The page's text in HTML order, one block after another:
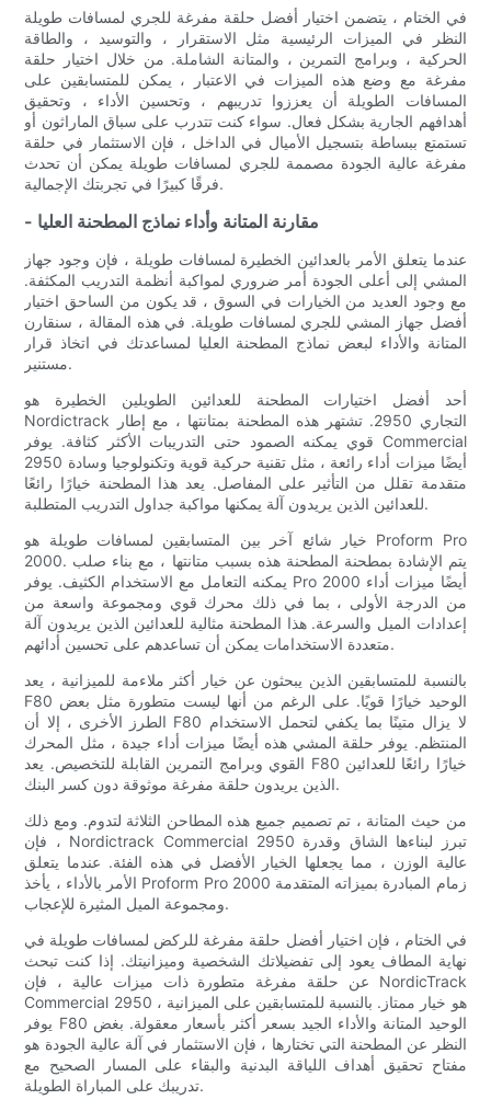
في الختام ، يتضمن اختيار أفضل حلقة مفرغة للجري لمسافات طويلة
النظر في الميزات الرئيسية مثل الاستقرار ، والتوسيد ، والطاقة
الحركية ، وبرامج التمرين ، والمتانة الشاملة. من خلال اختيار حلقة
مفرغة مع وضع هذه الميزات في الاعتبار ، يمكن للمتسابقين على
المسافات الطويلة أن يعززوا تدريبهم ، وتحسين الأداء ، وتحقيق
أهدافهم الجارية بشكل فعال. سواء كنت تتدرب على سباق الماراثون أو
تستمتع ببساطة بتسجيل الأميال في الداخل ، فإن الاستثمار في حلقة
مفرغة عالية الجودة مصممة للجري لمسافات طويلة يمكن أن تحدث
فرقًا كبيرًا في تجربتك الإجمالية.
- مقارنة المتانة وأداء نماذج المطحنة العليا
عندما يتعلق الأمر بالعدائين الخطيرة لمسافات طويلة ، فإن وجود جهاز
المشي إلى أعلى الجودة أمر ضروري لمواكبة أنظمة التدريب المكثفة.
مع وجود العديد من الخيارات في السوق ، قد يكون من الساحق اختيار
أفضل جهاز المشي للجري لمسافات طويلة. في هذه المقالة ، سنقارن
المتانة والأداء لبعض نماذج المطحنة العليا لمساعدتك في اتخاذ قرار
مستنير.
أحد أفضل اختيارات المطحنة للعدائين الطويلين الخطيرة هو
Nordictrack التجاري 2950. تشتهر هذه المطحنة بمتانتها ، مع إطار
قوي يمكنه الصمود حتى التدريبات الأكثر كثافة. يوفر Commercial
2950 أيضًا ميزات أداء رائعة ، مثل تقنية حركية قوية وتكنولوجيا وسادة
متقدمة تقلل من التأثير على المفاصل. يعد هذا المطحنة خيارًا رائعًا
للعدائين الذين يريدون آلة يمكنها مواكبة جداول التدريب المتطلبة.
خيار شائع آخر بين المتسابقين لمسافات طويلة هو Proform Pro
2000. يتم الإشادة بمطحنة المطحنة هذه بسبب متانتها ، مع بناء صلب
يمكنه التعامل مع الاستخدام الكثيف. يوفر Pro 2000 أيضًا ميزات أداء
من الدرجة الأولى ، بما في ذلك محرك قوي ومجموعة واسعة من
إعدادات الميل والسرعة. هذا المطحنة مثالية للعدائين الذين يريدون آلة
متعددة الاستخدامات يمكن أن تساعدهم على تحسين أدائهم.
بالنسبة للمتسابقين الذين يبحثون عن خيار أكثر ملاءمة للميزانية ، يعد
F80 الوحيد خيارًا قويًا. على الرغم من أنها ليست متطورة مثل بعض
الطرز الأخرى ، إلا أن F80 لا يزال متينًا بما يكفي لتحمل الاستخدام
المنتظم. يوفر حلقة المشي هذه أيضًا ميزات أداء جيدة ، مثل المحرك
القوي وبرامج التمرين القابلة للتخصيص. يعد F80 خيارًا رائعًا للعدائين
الذين يريدون حلقة مفرغة موثوقة دون كسر البنك.
من حيث المتانة ، تم تصميم جميع هذه المطاحن الثلاثة لتدوم. ومع ذلك
، فإن Nordictrack Commercial 2950 تبرز لبناءها الشاق وقدرة
عالية الوزن ، مما يجعلها الخيار الأفضل في هذه الفئة. عندما يتعلق
الأمر بالأداء ، يأخذ Proform Pro 2000 زمام المبادرة بميزاته المتقدمة
ومجموعة الميل المثيرة للإعجاب.
في الختام ، فإن اختيار أفضل حلقة مفرغة للركض لمسافات طويلة في
نهاية المطاف يعود إلى تفضيلاتك الشخصية وميزانيتك. إذا كنت تبحث
عن حلقة مفرغة متطورة ذات ميزات عالية ، فإن NordicTrack
Commercial 2950 هو خيار ممتاز. بالنسبة للمتسابقين على الميزانية ،
يوفر F80 الوحيد المتانة والأداء الجيد بسعر أكثر بأسعار معقولة. بغض
النظر عن المطحنة التي تختارها ، فإن الاستثمار في آلة عالية الجودة هو
مفتاح تحقيق أهداف اللياقة البدنية والبقاء على المسار الصحيح مع
تدريبك على المباراة الطويلة.